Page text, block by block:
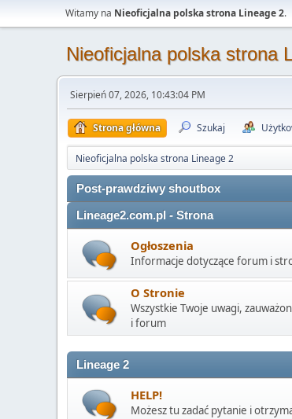
Witamy na Nieoficjalna polska strona Lineage 2.
Nieoficjalna polska strona
Sierpień 07, 2026, 10:43:04 PM
Strona główna Szukaj
Nieoficjalna polska strona Lineage 2
Post-prawdziwy shoutbox
Lineage2.com.pl - Strona
Ogłoszenia
Informacje dotyczące forum i
O Stronie
Wszystkie Twoje uwagi,
i forum
Lineage 2
HELP!
Możesz tu zadać pytanie i